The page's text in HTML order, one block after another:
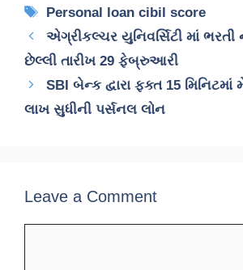
Tags
Personal loan cibil score
એગ્રીકલ્ચર યુનિવર્સિટી માં ભરતી
છેલ્લી તારીખ 29 ફેબ્રુઆરી
SBI બેન્ક દ્વારા ફક્ત 15 મિનિટમાં
લાખ સુધીની પર્સનલ લોન
Leave a Comment